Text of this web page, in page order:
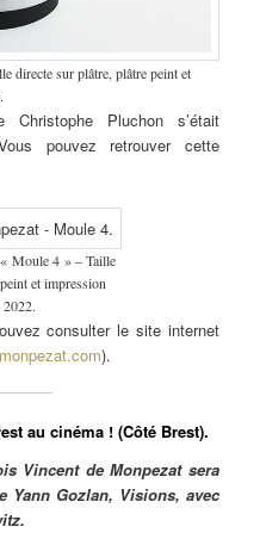
directe sur plâtre, plâtre peint et
Pluchon s’était
pouvez retrouver cette
Moule 4 » – Taille
et impression
consulter le site internet
).
au cinéma ! (Côté Brest).
Vincent de Monpezat sera
Gozlan, Visions, avec